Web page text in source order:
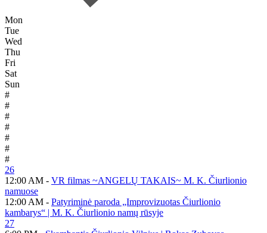
Mon
Tue
Wed
Thu
Fri
Sat
Sun
#
#
#
#
#
#
#
26
12:00 AM - VR filmas ~ANGELŲ TAKAIS~ M. K. Čiurlionio
namuose
12:00 AM - Patyriminė paroda „Improvizuotas Čiurlionio
kambarys“ | M. K. Čiurlionio namų rūsyje
27